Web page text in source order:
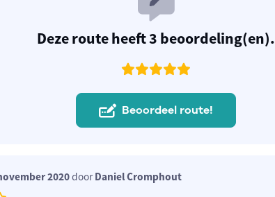
Deze route heeft 3 beoordeling(en).
Beoordeel route!
2020doorDaniel Cromphout